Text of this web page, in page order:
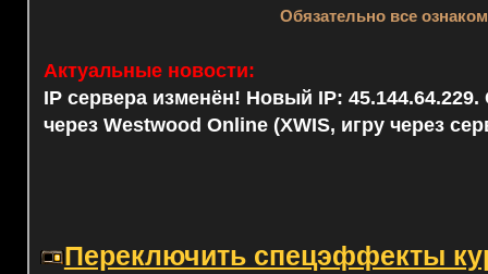
Обязательно все
Актуальные новости:
IP сервера изменён! Новый IP: 45.144.64.229.
через Westwood Online (XWIS, игру через
Переключить спецэффекты